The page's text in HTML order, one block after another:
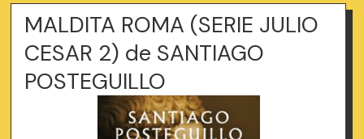
MALDITA ROMA (SERIE JULIO
CESAR 2) de SANTIAGO
POSTEGUILLO